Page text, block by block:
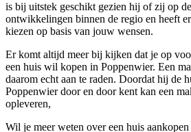
is bij uitstek geschikt gezien hij of zij op
ontwikkelingen binnen de regio en heeft
kiezen op basis van jouw wensen.
Er komt altijd meer bij kijken dat je op
een huis wil kopen in Poppenwier. Een
daarom echt aan te raden. Doordat hij de
Poppenwier door en door kent kan een
opleveren,
Wil je meer weten over een huis aankopen